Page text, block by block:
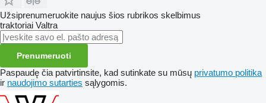
Užsiprenumeruokite naujus šios rubrikos skelbimus
traktoriai Valtra
Prenumeruoti
Paspaudę čia patvirtinsite, kad sutinkate su mūsų privatumo politika
ir naudojimo sutarties sąlygomis.